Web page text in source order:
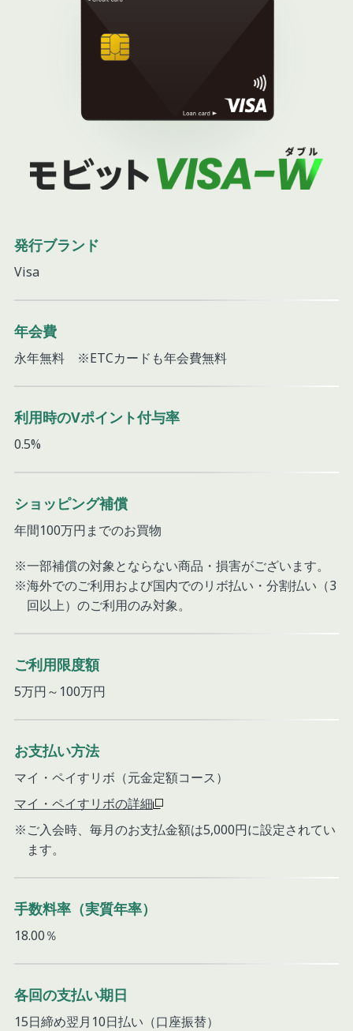
発行ブランド
Visa
年会費
永年無料 ※ETCカードも年会費無料
利用時のVポイント付与率
0.5%
ショッピング補償
年間100万円までのお買物
一部補償の対象とならない商品・損害がございます。
海外でのご利用および国内でのリボ払い・分割払い（3
回以上）のご利用のみ対象。
ご利用限度額
5万円～100万円
お支払い方法
マイ・ペイすリボ（元金定額コース）
マイ・ペイすリボの詳細
ご入会時、毎月のお支払金額は5,000円に設定されてい
ます。
手数料率（実質年率）
18.00％
各回の支払い期日
15日締め翌月10日払い（口座振替）